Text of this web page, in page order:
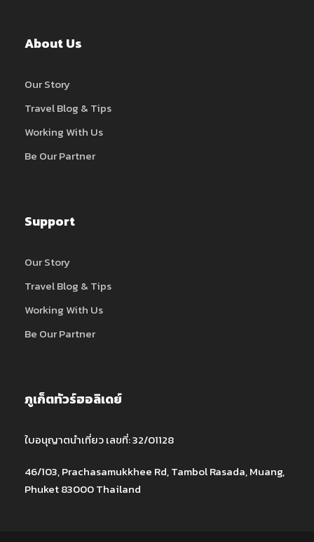
About Us
Our Story
Travel Blog & Tips
Working With Us
Be Our Partner
Support
Our Story
Travel Blog & Tips
Working With Us
Be Our Partner
ภูเก็ตทัวร์ฮอลิเดย์
ใบอนุญาตนำเที่ยว เลขที่: 32/01128
46/103, Prachasamukkhee Rd, Tambol Rasada, Muang,
Phuket 83000 Thailand